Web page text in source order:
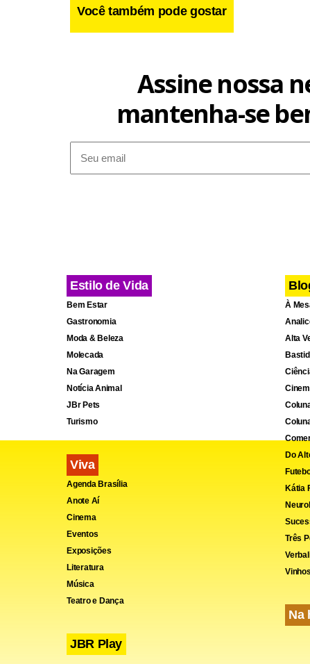
Facebook
WhatsApp
LinkedIn
Twitter
X
Você também pode gostar
Assine nossa
mantenha-se
Estilo de Vida
Bem Estar
Gastronomia
Moda & Beleza
Molecada
Na Garagem
Notícia Animal
JBr Pets
Turismo
Viva
Agenda Brasília
Anote Aí
Cinema
Eventos
Exposições
Literatura
Música
Teatro e Dança
JBR Play
À
Alta
Do
Kátia
Três
Na